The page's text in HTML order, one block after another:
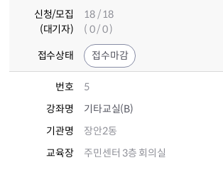
신청/모집
(대기자)
18 / 18
( 0 / 0 )
접수상태 접수마감
번호
5
강좌명
기타교실(B)
기관명
장안2동
교육장
주민센터 3층 회의실